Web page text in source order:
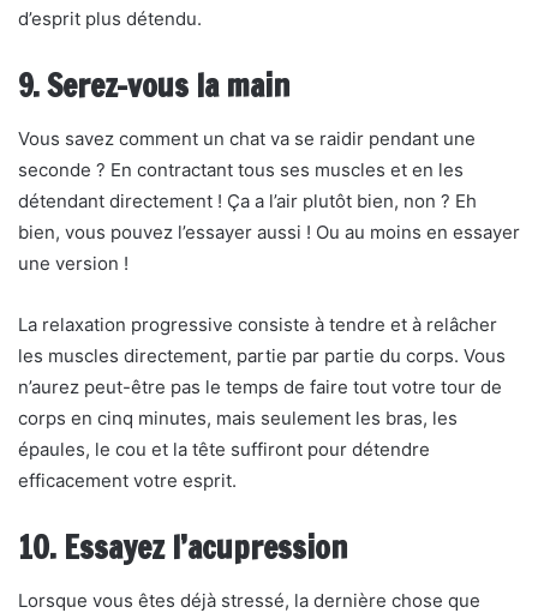
d’esprit plus détendu.
9. Serez-vous la main
Vous savez comment un chat va se raidir pendant une
seconde ? En contractant tous ses muscles et en les
détendant directement ! Ça a l’air plutôt bien, non ? Eh
bien, vous pouvez l’essayer aussi ! Ou au moins en essayer
une version !
La relaxation progressive consiste à tendre et à relâcher
les muscles directement, partie par partie du corps. Vous
n’aurez peut-être pas le temps de faire tout votre tour de
corps en cinq minutes, mais seulement les bras, les
épaules, le cou et la tête suffiront pour détendre
efficacement votre esprit.
10. Essayez l’acupression
Lorsque vous êtes déjà stressé, la dernière chose que